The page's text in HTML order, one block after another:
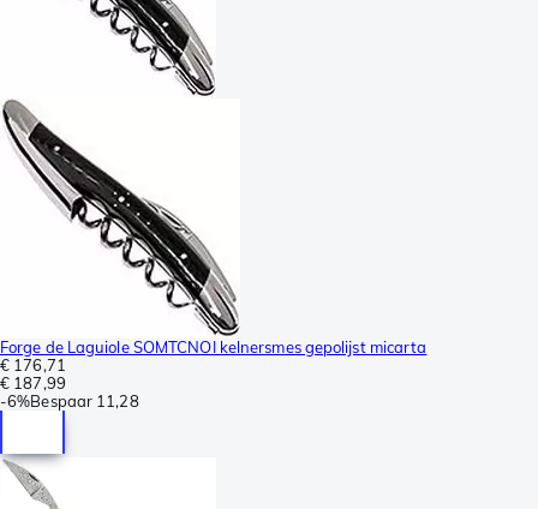
Forge de Laguiole SOMTCNOI kelnersmes gepolijst micarta
€ 176,71
€ 187,99
-6%Bespaar 11,28